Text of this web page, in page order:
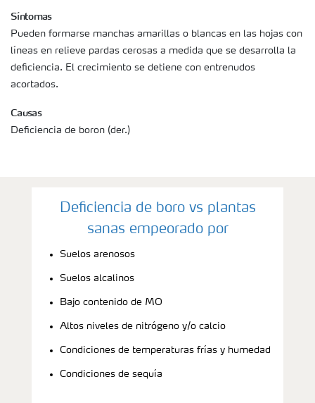
Síntomas
Pueden formarse manchas amarillas o blancas en las hojas con
líneas en relieve pardas cerosas a medida que se desarrolla la
deficiencia. El crecimiento se detiene con entrenudos
acortados.
Causas
Deficiencia de boron (der.)
Deficiencia de boro vs plantas
sanas empeorado por
Suelos arenosos
Suelos alcalinos
Bajo contenido de MO
Altos niveles de nitrógeno y/o calcio
Condiciones de temperaturas frías y humedad
Condiciones de sequía